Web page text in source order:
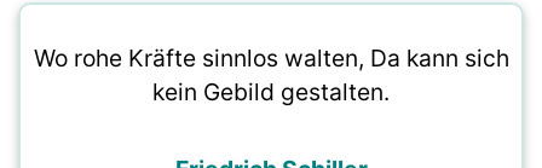
Wo rohe Kräfte sinnlos walten, Da kann sich
kein Gebild gestalten.